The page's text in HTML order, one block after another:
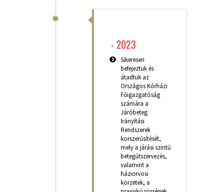
- 2023
Sikeresen
befejeztük és
átadtuk az
Országos Kórházi
Főigazgatóság
számára a
Járóbeteg
Irányítási
Rendszerek
korszerűsítését,
mely a járási szintű
betegútszervezés,
valamint a
háziorvosi
körzetek, a